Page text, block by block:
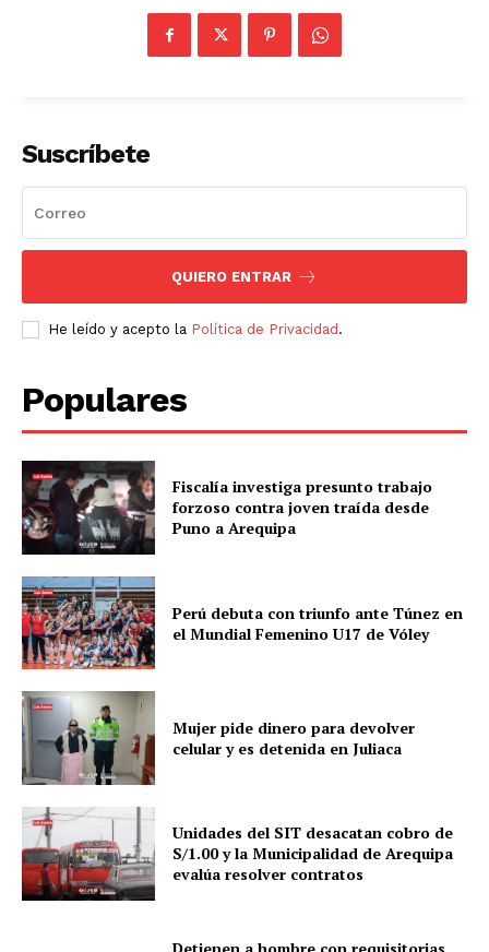
Suscríbete
QUIERO ENTRAR
He leído y acepto la Política de Privacidad .
Populares
Fiscalía investiga presunto trabajo
forzoso contra joven traída desde
Puno a Arequipa
Perú debuta con triunfo ante Túnez en
el Mundial Femenino U17 de Vóley
Mujer pide dinero para devolver
celular y es detenida en Juliaca
Unidades del SIT desacatan cobro de
S/1.00 y la Municipalidad de Arequipa
evalúa resolver contratos